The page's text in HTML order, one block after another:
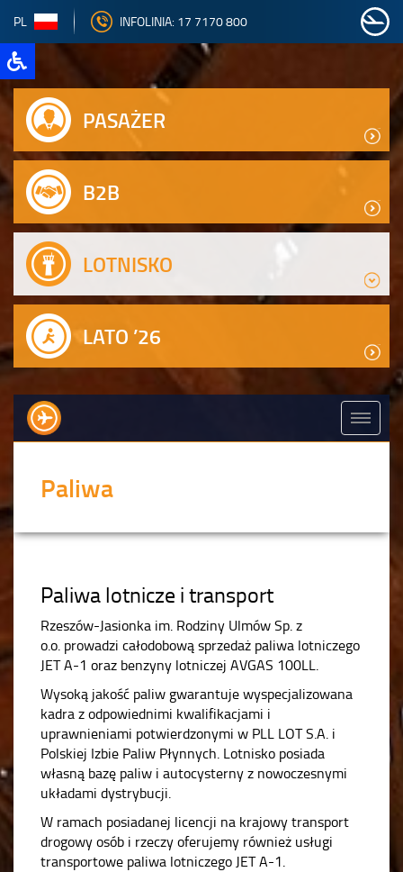
PL INFOLINIA: 17 7170 800
PASAŻER
B2B
LOTNISKO
LATO ’26
Paliwa
Paliwa lotnicze i transport
Rzeszów-Jasionka im. Rodziny Ulmów Sp. z
o.o. prowadzi całodobową sprzedaż paliwa lotniczego
JET A-1 oraz benzyny lotniczej AVGAS 100LL.
Wysoką jakość paliw gwarantuje wyspecjalizowana
kadra z odpowiednimi kwalifikacjami i
uprawnieniami potwierdzonymi w PLL LOT S.A. i
Polskiej Izbie Paliw Płynnych. Lotnisko posiada
własną bazę paliw i autocysterny z nowoczesnymi
układami dystrybucji.
W ramach posiadanej licencji na krajowy transport
drogowy osób i rzeczy oferujemy również usługi
transportowe paliwa lotniczego JET A-1.